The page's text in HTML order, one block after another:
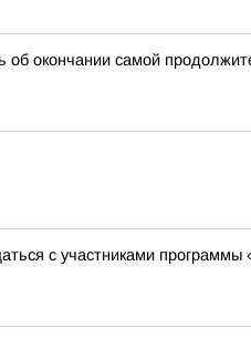
об окончании самой
с участниками программы